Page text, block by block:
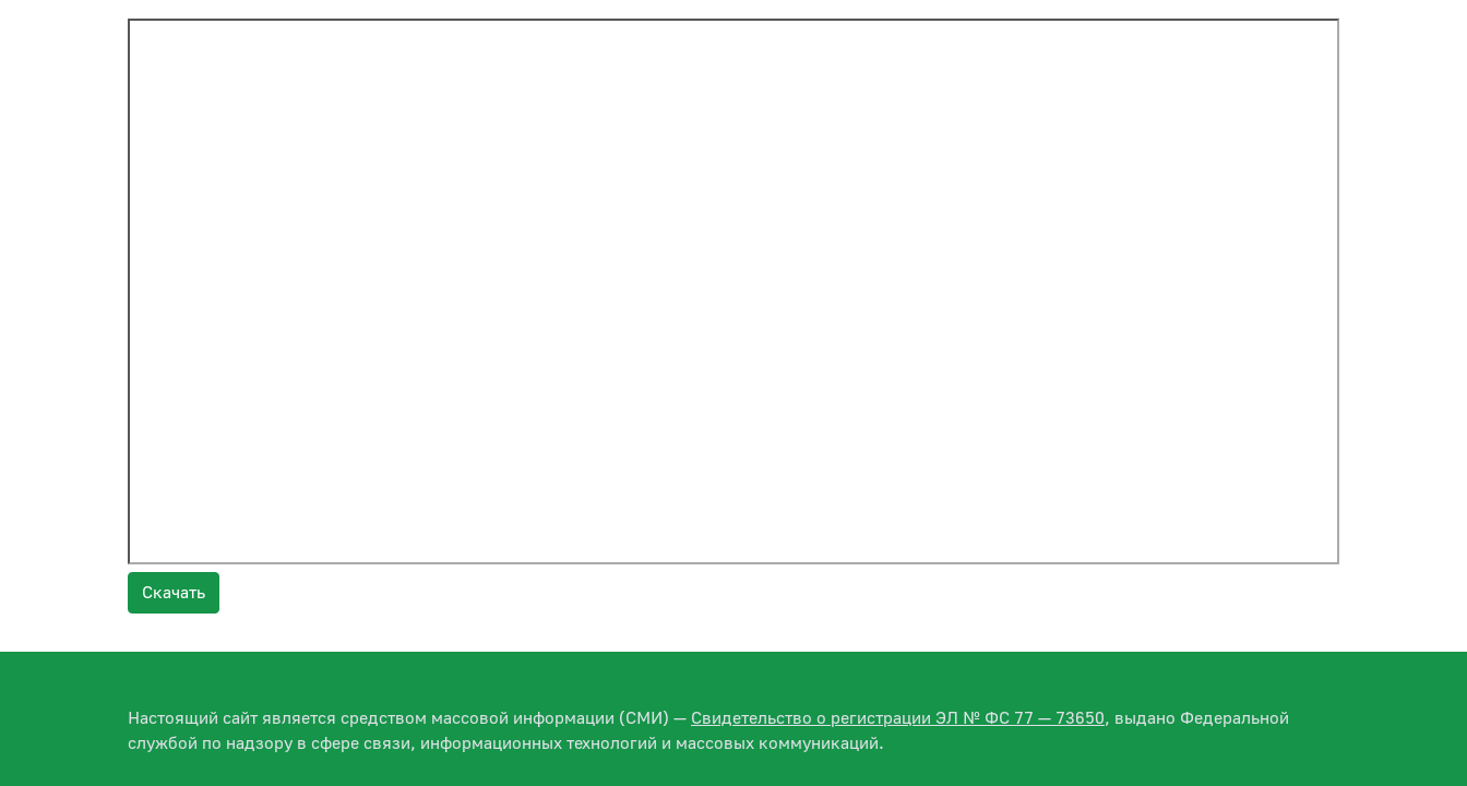
Скачать
Настоящий сайт является средством массовой информации (СМИ) — Свидетельство о регистрации ЭЛ № ФС 77 — 73650, выдано Федеральной
службой по надзору в сфере связи, информационных технологий и массовых коммуникаций.